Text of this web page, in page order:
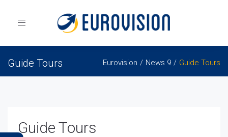
Toggle
Guide Tours Eurovision News 9 Guide Tours
Guide Tours